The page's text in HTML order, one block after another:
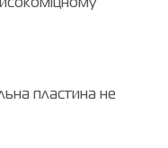
пластина не